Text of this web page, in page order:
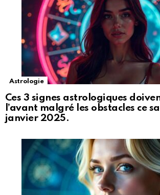
Astrologie
Ces 3 signes astrologiques
l’avant malgré les obstacles ce
janvier 2025.